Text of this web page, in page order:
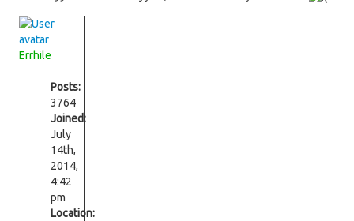
Errhile
Posts:
3764
Joined:
July
14th,
2014,
4:42
pm
Location: